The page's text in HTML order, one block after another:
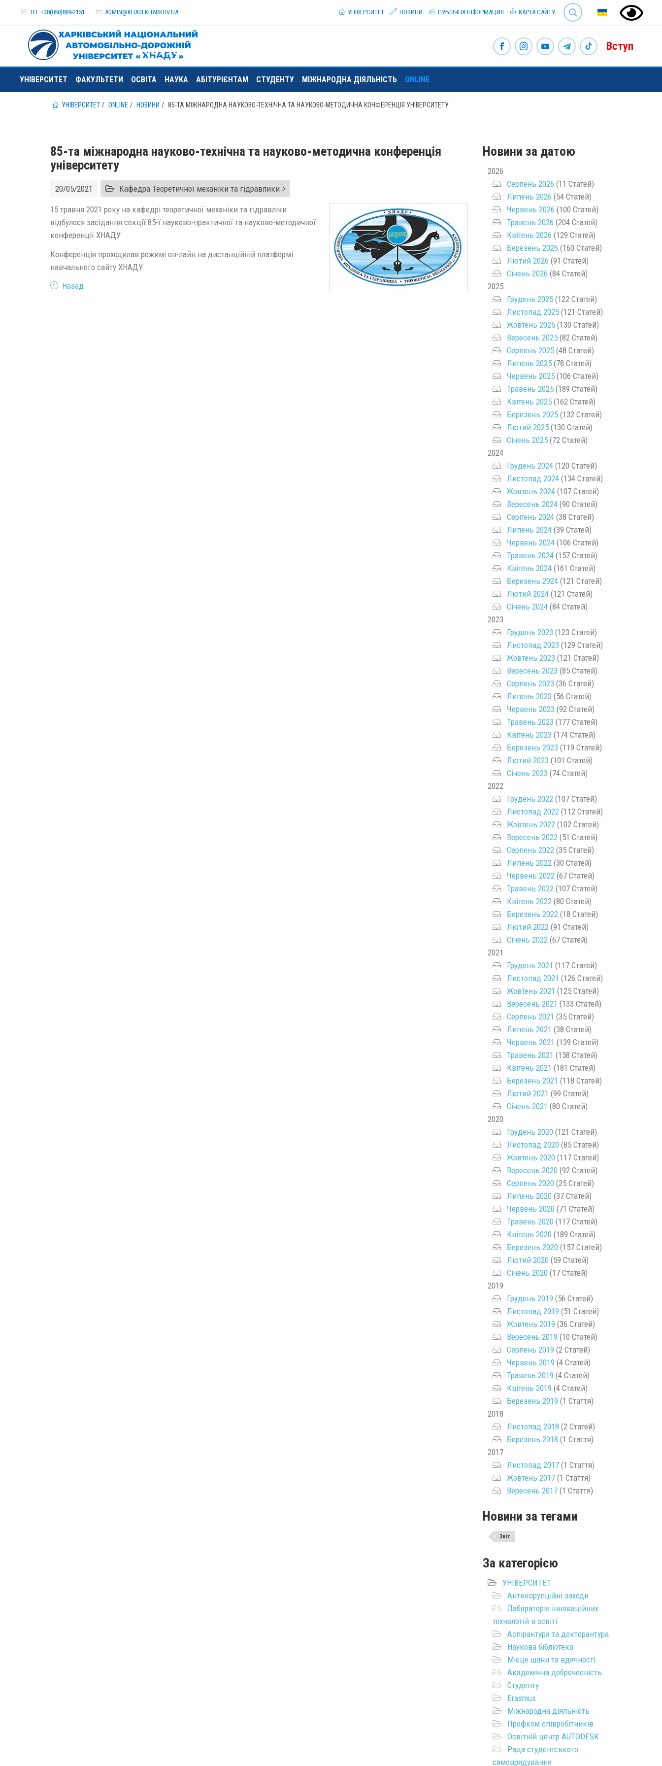
TEL:+38(050)889-2151 ADMIN@KHADI.KHARKOV.UA
SEARCH
УНІВЕРСИТЕТ
НОВИНИ ПУБЛІЧНА ІНФОРМАЦИЯ КАРТА САЙТУ
Вступ
УНІВЕРСИТЕТ ФАКУЛЬТЕТИ ОСВІТА НАУКА АБІТУРІЄНТАМ СТУДЕНТУ МІЖНАРОДНА ДІЯЛЬНІСТЬ ONLINE
УНІВЕРСИТЕТ ONLINE НОВИНИ 85-ТА МІЖНАРОДНА НАУКОВО-ТЕХНІЧНА ТА НАУКОВО-МЕТОДИЧНА КОНФЕРЕНЦІЯ УНІВЕРСИТЕТУ
85-та міжнародна науково-технічна та науково-методична конференція
університету
20/05/2021 Кафедра Теоретичної механіки та гідравлики
15 травня 2021 року на кафедрі теоретичної механіки та гідравліки
відбулося засідання секції 85-ї науково-практичної та науково-методичної
конференції ХНАДУ
Конференція проходилав режимі он-лайн на дистанційній платформі
навчального сайту ХНАДУ
Назад
Новини за датою
2026
Серпень 2026 (11 Статей)
Липень 2026 (54 Статей)
Червень 2026 (100 Статей)
Травень 2026 (204 Статей)
Квітень 2026 (129 Статей)
Березень 2026 (160 Статей)
Лютий 2026 (91 Статей)
Січень 2026 (84 Статей)
2025
Грудень 2025(122 Статей)
Листопад 2025(121 Статей)
Жовтень 2025(130 Статей)
Вересень 2025(82 Статей)
Серпень 2025(48 Статей)
Липень 2025(78 Статей)
Червень 2025(106 Статей)
Травень 2025(189 Статей)
Квітень 2025(162 Статей)
Березень 2025(132 Статей)
Лютий 2025(130 Статей)
Січень 2025(72 Статей)
2024
Грудень 2024(120 Статей)
Листопад 2024(134 Статей)
Жовтень 2024(107 Статей)
Вересень 2024(90 Статей)
Серпень 2024(38 Статей)
Липень 2024(39 Статей)
Червень 2024(106 Статей)
Травень 2024(157 Статей)
Квітень 2024(161 Статей)
Березень 2024(121 Статей)
Лютий 2024(121 Статей)
Січень 2024(84 Статей)
2023
Грудень 2023 (123 Статей)
Листопад 2023 (129 Статей)
Жовтень 2023 (121 Статей)
Вересень 2023 (85 Статей)
Серпень 2023 (36 Статей)
Липень 2023 (56 Статей)
Червень 2023 (92 Статей)
Травень 2023 (177 Статей)
Квітень 2023 (174 Статей)
Березень 2023 (119 Статей)
Лютий 2023 (101 Статей)
Січень 2023 (74 Статей)
2022
Грудень 2022(107 Статей)
Листопад 2022(112 Статей)
Жовтень 2022(102 Статей)
Вересень 2022(51 Статей)
Серпень 2022(35 Статей)
Липень 2022(30 Статей)
Червень 2022(67 Статей)
Травень 2022(107 Статей)
Квітень 2022(80 Статей)
Березень 2022(18 Статей)
Лютий 2022(91 Статей)
Січень 2022(67 Статей)
2021
Грудень 2021 (117 Статей)
Листопад 2021 (126 Статей)
Жовтень 2021 (125 Статей)
Вересень 2021 (133 Статей)
Серпень 2021 (35 Статей)
Липень 2021 (38 Статей)
Червень 2021 (139 Статей)
Травень 2021 (158 Статей)
Квітень 2021 (181 Статей)
Березень 2021 (118 Статей)
Лютий 2021 (99 Статей)
Січень 2021 (80 Статей)
2020
Грудень 2020(121 Статей)
Листопад 2020(85 Статей)
Жовтень 2020(117 Статей)
Вересень 2020(92 Статей)
Серпень 2020(25 Статей)
Липень 2020(37 Статей)
Червень 2020(71 Статей)
Травень 2020(117 Статей)
Квітень 2020(189 Статей)
Березень 2020(157 Статей)
Лютий 2020(59 Статей)
Січень 2020(17 Статей)
2019
Грудень 2019 (56 Статей)
Листопад 2019 (51 Статей)
Жовтень 2019 (36 Статей)
Вересень 2019 (10 Статей)
Серпень 2019 (2 Статей)
Червень 2019 (4 Статей)
Травень 2019 (4 Статей)
Квітень 2019 (4 Статей)
Березень 2019 (1 Стаття)
2018
Листопад 2018 (2 Статей)
Березень 2018 (1 Стаття)
2017
Листопад 2017(1 Стаття)
Жовтень 2017(1 Стаття)
Вересень 2017(1 Стаття)
Новини за тегами
Звіт
За категорією
УНІВЕРСИТЕТ
Антикорупційні заходи
Лабораторія інноваційних
технологій в освіті
Аспірантура та докторантура
Наукова бібліотека
Місце шани та вдячності
Академічна доброчесність
Студенту
Erasmus
Міжнародна діяльність
Профком співробітників
Освітній центр AUTODESK
Рада студентського
самоврядування